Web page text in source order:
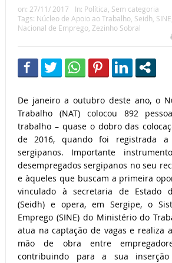
on: 27/11/ 2017 In: Política, Sem categoria
Tags: Núcleo de Apoio ao Trabalho, Seidh, SINE
Nacional de Emprego, Zezinho Sobral
De janeiro a outubro deste ano, o
Trabalho (NAT) colocou 892
trabalho – quase o dobro das
de 2016, quando foi registrada
sergipanos. Importante
desempregados sergipanos no seu
e àqueles que buscam a primeira
vinculado à secretaria de Estado
(Seidh) e opera, em Sergipe, o
Emprego (SINE) do Ministério do
atua na captação de vagas e realiza
mão de obra entre
contribuindo para a sua